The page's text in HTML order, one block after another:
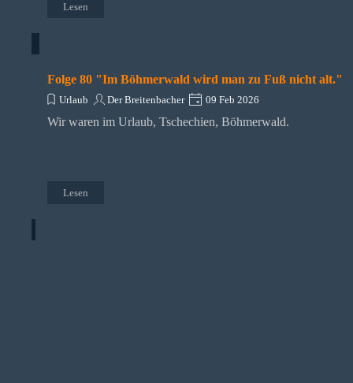
Lesen
Folge 80 "Im Böhmerwald wird man zu Fuß nicht alt."
Urlaub Der Breitenbacher 09 Feb 2026
Wir waren im Urlaub, Tschechien, Böhmerwald.
Lesen